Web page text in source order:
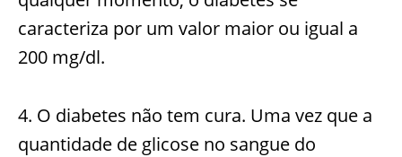
caracteriza por um valor maior ou igual a
200 mg/dl.
4. O diabetes não tem cura. Uma vez que a
quantidade de glicose no sangue do